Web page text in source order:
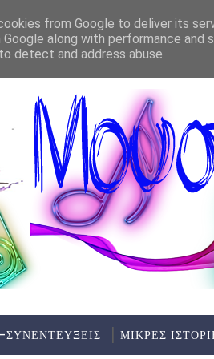
ΜΕΛΩΔΙΕΣ ΧΩΡΙΣ
ΜΙΚΡΕΣ
from Google to deliver its
Google along with performance
detect and address abuse.